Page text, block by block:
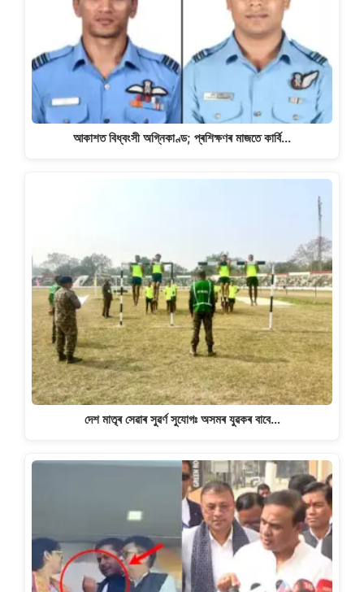
আকাশত বিধ্বংসী অগ্নিকাণ্ড; প্ৰশিক্ষণৰ মাজতে কাৰ্বি…
দেশ মাতৃৰ সেৱাৰ সুৱৰ্ণ সুযোগঃ অসমৰ যুৱকৰ বাবে…